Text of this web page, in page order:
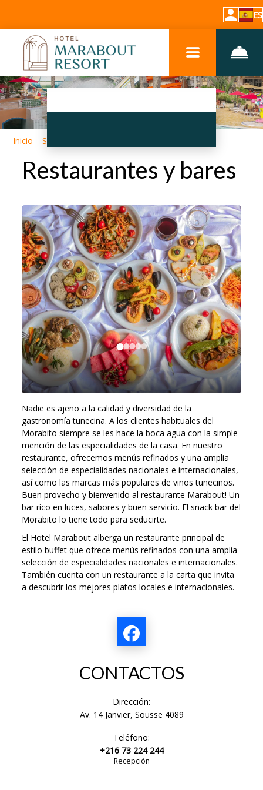
ES
Inicio –Sobre el hotel
Restaurantes y bares
Nadie es ajeno a la calidad y diversidad de la
gastronomía tunecina. A los clientes habituales del
Morabito siempre se les hace la boca agua con la simple
mención de las especialidades de la casa. En nuestro
restaurante, ofrecemos menús refinados y una amplia
selección de especialidades nacionales e internacionales,
así como las marcas más populares de vinos tunecinos.
Buen provecho y bienvenido al restaurante Marabout! Un
bar rico en luces, sabores y buen servicio. El snack bar del
Morabito lo tiene todo para seducirte.
El Hotel Marabout alberga un restaurante principal de
estilo buffet que ofrece menús refinados con una amplia
selección de especialidades nacionales e internacionales.
También cuenta con un restaurante a la carta que invita
a descubrir los mejores platos locales e internacionales.
CONTACTOS
Dirección:
Av. 14 Janvier, Sousse 4089
Teléfono:
+216 73 224 244
Recepción